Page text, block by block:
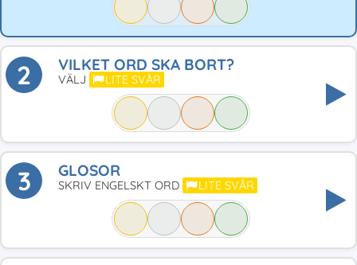
2 VILKET ORD SKA BORT?
VÄLJ LITE SVÅR
3 GLOSOR
SKRIV ENGELSKT ORD LITE SVÅR